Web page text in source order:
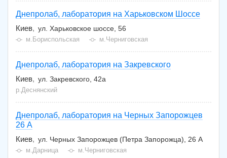
Днепролаб, лаборатория на Харьковском Шоссе
Киев
ул. Харьковское шоссе, 56
м.Бориспольская м.Черниговская
Днепролаб, лаборатория на Закревского
Киев
ул. Закревского, 42а
р.Деснянский
Днепролаб, лаборатория на Черных Запорожцев
26 А
Киев
ул. Черных Запорожцев (Петра Запорожца), 26 А
м.Дарница м.Черниговская